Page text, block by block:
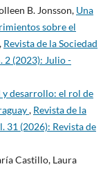
B. Jonsson, Una
sobre el
, Revista de la Sociedad
2 (2023): Julio -
y desarrollo: el rol de
, Revista de la
31 (2026): Revista de
Castillo, Laura